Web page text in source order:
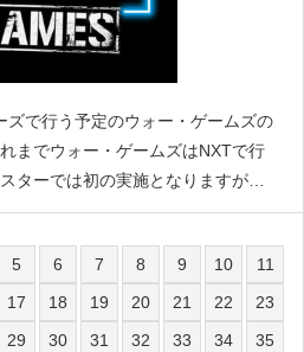
ズで行う予定のウォー・ゲームズの
までウォー・ゲームズはNXTで行
ターでは初の実施となりますが、
ものと同じものとなるようです。H
5 6 7 8 9 10
11
17 18 19 20 21 22
23
29 30 31 32 33 34
35